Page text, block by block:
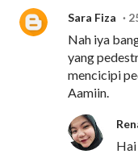
Sara Fiza
Nah iya
yang
mencicipi
Aamiin.
Hai